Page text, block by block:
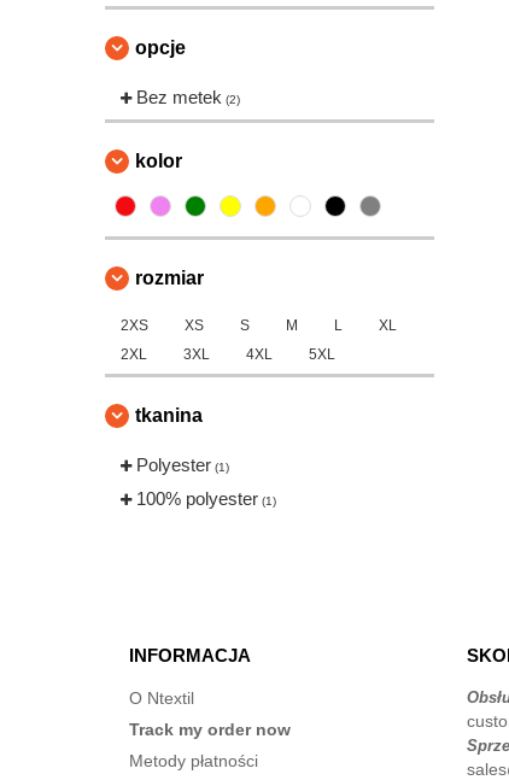
opcje
Bez metek (2)
kolor
rozmiar
2XS XS S M L
XL
2XL
3XL 4XL 5XL
tkanina
Polyester (1)
100% polyester (1)
INFORMACJA
O Ntextil
Track my order now
Metody płatności